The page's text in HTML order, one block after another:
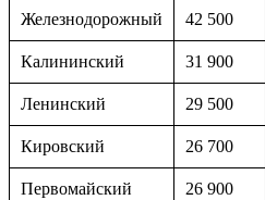
Железнодорожный 42 500
Калининский 31 900
Ленинский 29 500
Кировский 26 700
Первомайский 26 900